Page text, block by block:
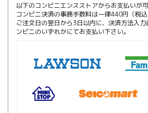
以下のコンビニエンスストアからお支払いが可
コンビニ決済の事務手数料は一律440円（税込
ご注文日の翌日から3日以内に、決済方法入
ンビニのいずれかにてお支払い下さい。